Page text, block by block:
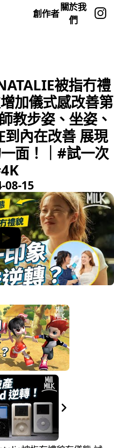
創作者
關於我
們
被指冇禮
加儀式感改善第
教步姿、坐姿、
內在改善 展現
面！｜#試一次
08-15